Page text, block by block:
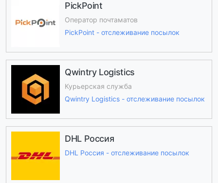
PickPoint
Оператор почтаматов
PickPoint - отслеживание посылок
Qwintry Logistics
Курьерская служба
Qwintry Logistics - отслеживание посылок
DHL Россия
DHL Россия - отслеживание посылок